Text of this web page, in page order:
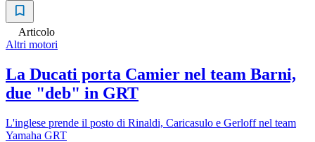
Articolo
Altri motori
La Ducati porta Camier nel team Barni,
due "deb" in GRT
L'inglese prende il posto di Rinaldi, Caricasulo e Gerloff nel team
Yamaha GRT